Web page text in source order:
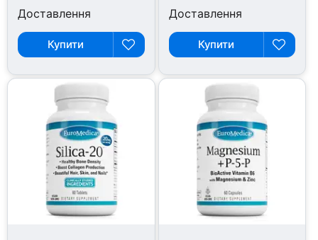
Доставлення
Купити
Доставлення
Купити